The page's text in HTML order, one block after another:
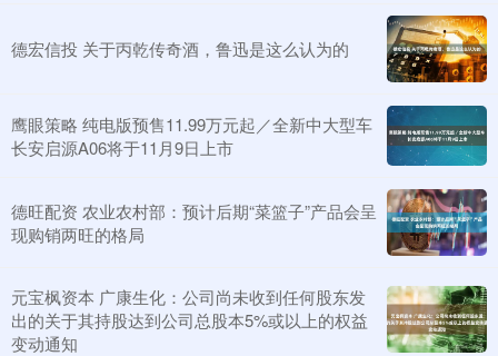
德宏信投 关于丙乾传奇酒，鲁迅是这么认为的
鹰眼策略 纯电版预售11.99万元起／全新中大型车
长安启源A06将于11月9日上市
德旺配资 农业农村部：预计后期“菜篮子”产品会呈
现购销两旺的格局
元宝枫资本 广康生化：公司尚未收到任何股东发
出的关于其持股达到公司总股本5%或以上的权益
变动通知